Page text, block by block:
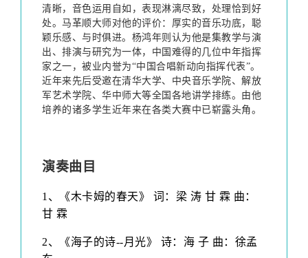
清晰，音色运用自如，表现淋漓尽致，处理恰到好
处。马革顺大师对他的评价：厚实的音乐功底，聪
颖乐感、与时俱进。杨鸿年则认为他是集教学与演
出、排演与研究为一体，中国难得的几位中年指挥
家之一，被业内誉为“中国合唱新动向指挥代表”。
近年来先后受邀在清华大学、中央音乐学院、解放
军艺术学院、华中师大等全国各地讲学排练。由他
培养的诸多学生近年来在各类大赛中已崭露头角。
演奏曲目
1 、
《木卡姆的春天》 词：梁 涛 甘 霖 曲：
甘 霖
2、
《海子的诗--月光》 诗：海 子 曲：徐孟